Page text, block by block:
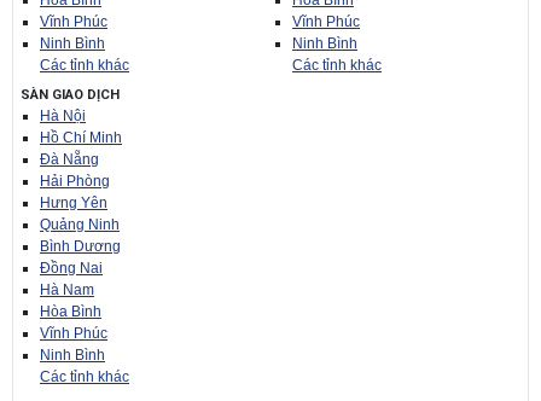
Vĩnh Phúc
Ninh Bình
Các tỉnh khác
Vĩnh Phúc
Ninh Bình
Các tỉnh khác
SÀN GIAO DỊCH
Hà Nội
Hồ Chí Minh
Đà Nẵng
Hải Phòng
Hưng Yên
Quảng Ninh
Bình Dương
Đồng Nai
Hà Nam
Hòa Bình
Vĩnh Phúc
Ninh Bình
Các tỉnh khác